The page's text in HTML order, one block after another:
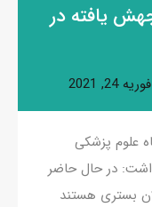
یافته در
فوریه 24, 2021
علوم پزشکی
در حال حاضر
بستری هستند